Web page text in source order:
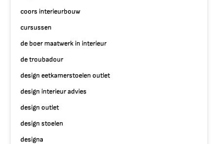
coors interieurbouw
cursussen
de boer maatwerk in interieur
de troubadour
design eetkamerstoelen outlet
design interieur advies
design outlet
design stoelen
designa